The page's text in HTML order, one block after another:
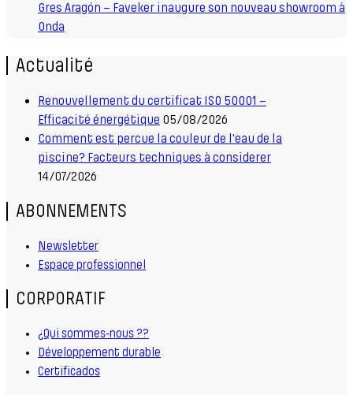
Gres Aragón – Faveker inaugure son nouveau showroom à
Onda
Actualité
Renouvellement du certificat ISO 50001 –
Efficacité énergétique 05/08/2026
Comment est percue la couleur de l'eau de la
piscine? Facteurs techniques à considerer
14/07/2026
ABONNEMENTS
Newsletter
Espace professionnel
CORPORATIF
¿Qui sommes-nous ??
Développement durable
Certificados